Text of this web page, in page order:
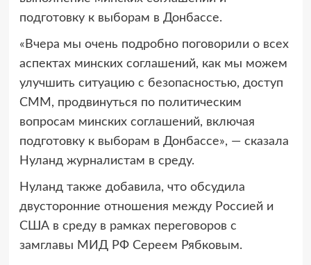
подготовку к выборам в Донбассе.
«Вчера мы очень подробно поговорили о всех
аспектах минских соглашений, как мы можем
улучшить ситуацию с безопасностью, доступ
СММ, продвинуться по политическим
вопросам минских соглашений, включая
подготовку к выборам в Донбассе», — сказала
Нуланд журналистам в среду.
Нуланд также добавила, что обсудила
двусторонние отношения между Россией и
США в среду в рамках переговоров с
замглавы МИД РФ Сереем Рябковым.